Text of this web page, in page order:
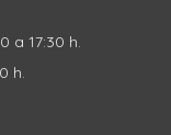
a 17:30 h.
h.